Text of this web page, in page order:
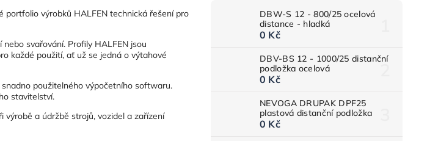
DBW-S 12 - 800/25 ocelová
distance - hladká
0 Kč
DBV-BS 12 - 1000/25 distanční
podložka ocelová
0 Kč
NEVOGA DRUPAK DPF25
plastová distanční podložka
0 Kč
portfolio výrobků HALFEN technická řešení pro
svařování. Profily HALFEN jsou
každé použití, ať už se jedná o výtahové
použitelného výpočetního softwaru.
stavitelství.
výrobě a údržbě strojů, vozidel a zařízení